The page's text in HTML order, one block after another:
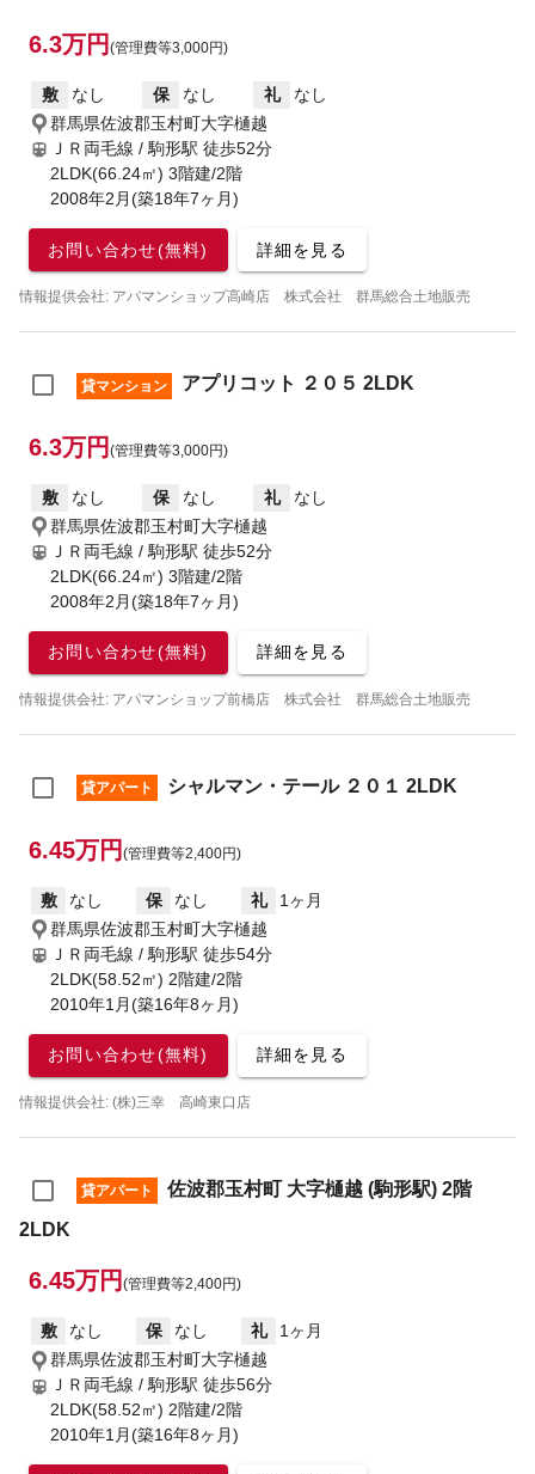
6.3万円 (管理費等3,000円)
敷 なし 保 なし 礼
なし
群馬県佐波郡玉村町大字樋越
ＪＲ両毛線 / 駒形駅 徒歩52分
2LDK(66.24㎡) 3階建/2階
2008年2月(築18年7ヶ月)
お問い合わせ(無料) 詳細を見る
情報提供会社: アパマンショップ高崎店 株式会社 群馬総合土地販売
貸マンション アプリコット ２０５ 2LDK
6.3万円 (管理費等3,000円)
敷 なし 保 なし 礼
なし
群馬県佐波郡玉村町大字樋越
ＪＲ両毛線 / 駒形駅 徒歩52分
2LDK(66.24㎡) 3階建/2階
2008年2月(築18年7ヶ月)
お問い合わせ(無料) 詳細を見る
情報提供会社: アパマンショップ前橋店 株式会社 群馬総合土地販売
貸アパート シャルマン・テール ２０１ 2LDK
6.45万円 (管理費等2,400円)
敷 なし 保 なし 礼
1ヶ月
群馬県佐波郡玉村町大字樋越
ＪＲ両毛線 / 駒形駅 徒歩54分
2LDK(58.52㎡) 2階建/2階
2010年1月(築16年8ヶ月)
お問い合わせ(無料) 詳細を見る
情報提供会社: (株)三幸 高崎東口店
貸アパート
佐波郡玉村町 大字樋越 (駒形駅) 2階
2LDK
6.45万円 (管理費等2,400円)
敷 なし 保 なし 礼
1ヶ月
群馬県佐波郡玉村町大字樋越
ＪＲ両毛線 / 駒形駅 徒歩56分
2LDK(58.52㎡) 2階建/2階
2010年1月(築16年8ヶ月)